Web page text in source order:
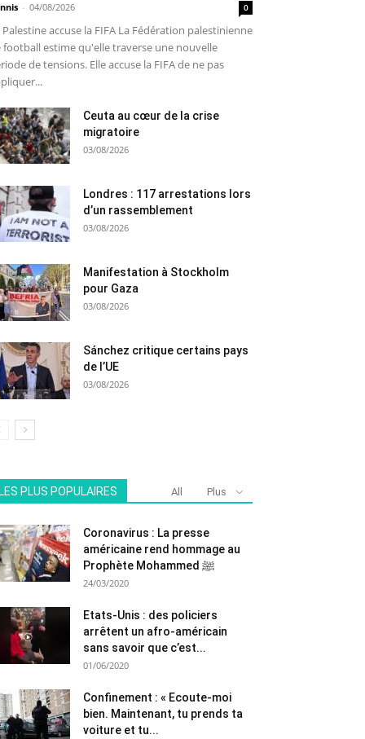
- 04/08/2026 0
Palestine accuse la FIFA La Fédération palestinienne
football estime qu'elle traverse une nouvelle
de tensions. Elle accuse la FIFA de ne pas
Ceuta au cœur de la crise
migratoire
03/08/2026
Londres : 117 arrestations lors
d’un rassemblement
03/08/2026
Manifestation à Stockholm
pour Gaza
03/08/2026
Sánchez critique certains pays
de l’UE
03/08/2026
LES PLUS POPULAIRES All Plus
Coronavirus : La presse
américaine rend hommage au
Prophète Mohammed ﷺ
24/03/2020
Etats-Unis : des policiers
arrêtent un afro-américain
sans savoir que c’est...
01/06/2020
Confinement : « Ecoute-moi
bien. Maintenant, tu prends ta
voiture et tu...